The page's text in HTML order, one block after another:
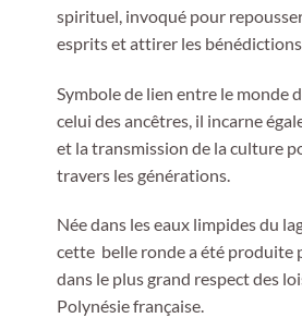
spirituel, invoqué pour
esprits et attirer les bénédictions.
Symbole de lien entre le monde
celui des ancêtres, il incarne
et la transmission de la culture
travers les générations.
Née dans les eaux limpides du
cette belle ronde a été produite
dans le plus grand respect des
Polynésie française.